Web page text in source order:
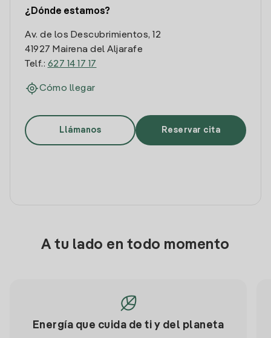
¿Dónde estamos?
Av. de los Descubrimientos, 12
41927 Mairena del Aljarafe
Telf.: 627 14 17 17
Cómo llegar
Llámanos Reservar cita
A tu lado en todo momento
Energía que cuida de ti y del planeta